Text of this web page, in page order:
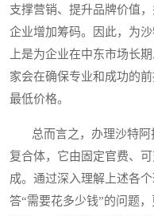
支撑营销、提升品牌价值
企业增加筹码。因此，为
上是为企业在中东市场长
家会在确保专业和成功的
最低价格。
总而言之，办理沙特阿
复合体，它由固定官费、
成。通过深入理解上述各
答“需要花多少钱”的问题